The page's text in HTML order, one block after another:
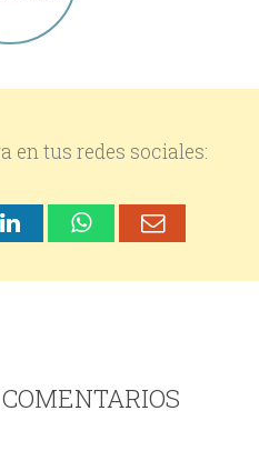
en tus redes sociales: